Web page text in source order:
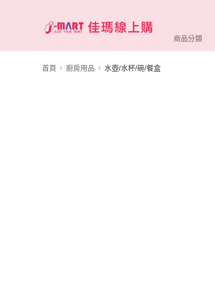
商品分類
首頁 廚房用品 水壺/水杯/碗/餐盒